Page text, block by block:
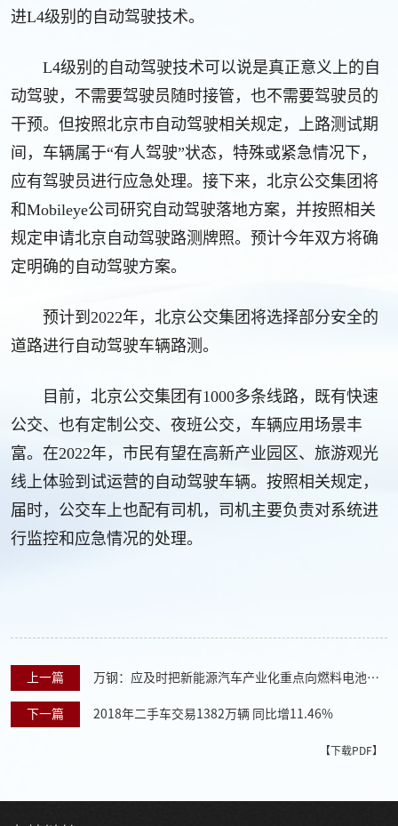
进L4级别的自动驾驶技术。
L4级别的自动驾驶技术可以说是真正意义上的自
动驾驶，不需要驾驶员随时接管，也不需要驾驶员的
干预。但按照北京市自动驾驶相关规定，上路测试期
间，车辆属于“有人驾驶”状态，特殊或紧急情况下，
应有驾驶员进行应急处理。 接下来，北京公交集团将
和Mobileye公司研究自动驾驶落地方案，并按照相关
规定申请北京自动驾驶路测牌照。预计今年双方将确
定明确的自动驾驶方案。
预计到2022年，北京公交集团将选择部分安全的
道路进行自动驾驶车辆路测。
目前，北京公交集团有1000多条线路，既有快速
公交、也有定制公交、夜班公交，车辆应用场景丰
富。在2022年，市民有望在高新产业园区、旅游观光
线上体验到试运营的自动驾驶车辆。按照相关规定，
届时，公交车上也配有司机，司机主要负责对系统进
行监控和应急情况的处理。
上一篇 万钢：应及时把新能源汽车产业化重点向燃料电池汽
车领域拓展
下一篇
2018年二手车交易1382万辆 同比增11.46%
【下载PDF】